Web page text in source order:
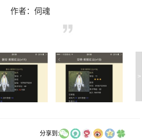
作者：伺魂
>
分享到: